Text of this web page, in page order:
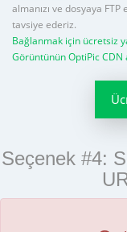
almanızı ve dosyaya
tavsiye ederiz.
Bağlanmak için ücretsiz
Görüntünün OptiPic CDN
Seçenek #4: